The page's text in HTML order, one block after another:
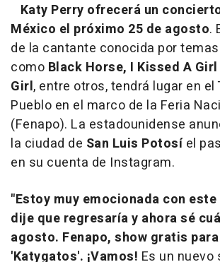
Katy Perry ofrecerá un
México el próximo 25 de agosto.
de la cantante conocida por
como Black Horse, I Kissed A
Girl, entre otros, tendrá lugar en el
Pueblo en el marco de la Feria
(Fenapo). La estadounidense
la ciudad de San Luis Potosíel
en su cuenta de Instagram.
"Estoy muy emocionada con
dije que regresaría y ahora sé
agosto. Fenapo, show gratis
'Katygatos'. ¡Vamos! Es un nuevo